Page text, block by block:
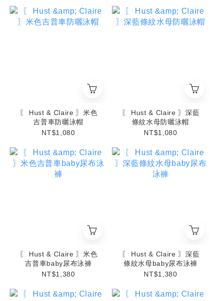
〖 Hust & Claire 〗米色
吉普車防曬泳帽
NT$1,080
〖 Hust & Claire 〗深藍
條紋水母防曬泳帽
NT$1,080
〖 Hust & Claire 〗米色
吉普車baby尿布泳褲
NT$1,380
〖 Hust & Claire 〗深藍
條紋水母baby尿布泳褲
NT$1,380